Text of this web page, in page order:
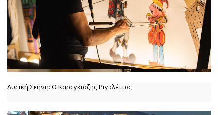
Λυρική Σκήνη: Ο Καραγκιόζης Ριγολέττος